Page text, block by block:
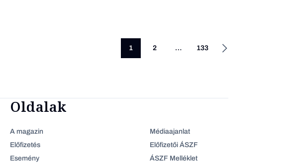
1 2 … 133
Oldalak
A magazin
Előfizetés
Esemény
Médiaajanlat
Előfizetői ÁSZF
ÁSZF Melléklet